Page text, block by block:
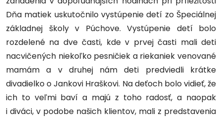
Dňa matiek uskutočnilo vystúpenie detí zo Špeciálnej
základnej školy v Púchove. Vystúpenie detí bolo
rozdelené na dve časti, kde v prvej časti mali deti
nacvičených niekoľko pesničiek a riekaniek venované
mamám a v druhej nám deti predviedli krátke
divadielko o Jankovi Hraškovi. Na deťoch bolo vidieť, že
ich to veľmi baví a majú z toho radosť, a naopak
i diváci, v podobe našich klientov, mali z predstavenia